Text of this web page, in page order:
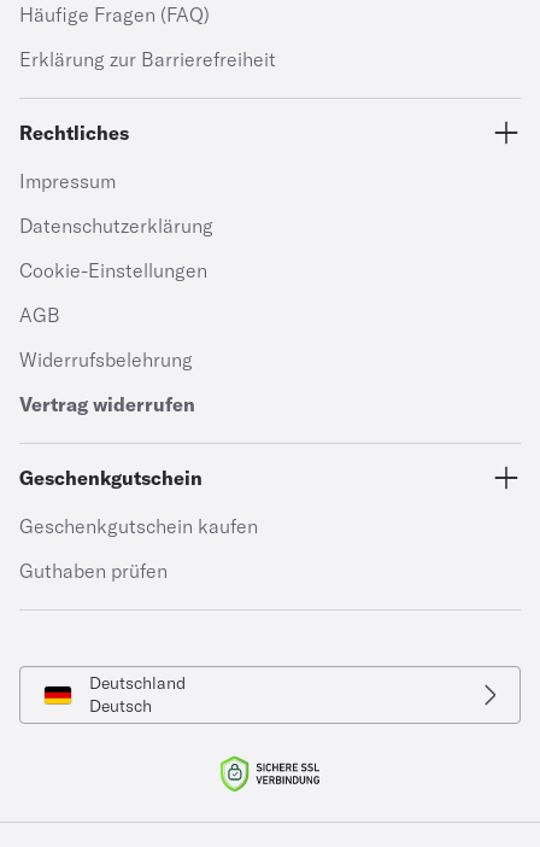
Häufige Fragen (FAQ)
Erklärung zur Barrierefreiheit
Rechtliches
Impressum
Datenschutzerklärung
Cookie-Einstellungen
AGB
Widerrufsbelehrung
Vertrag widerrufen
Geschenkgutschein
Geschenkgutschein kaufen
Guthaben prüfen
Deutschland
Deutsch